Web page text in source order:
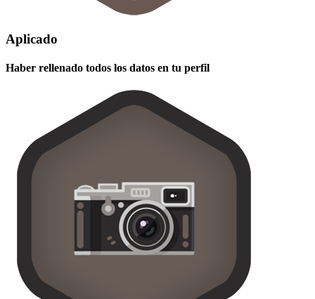
Aplicado
Haber rellenado todos los datos en tu perfil